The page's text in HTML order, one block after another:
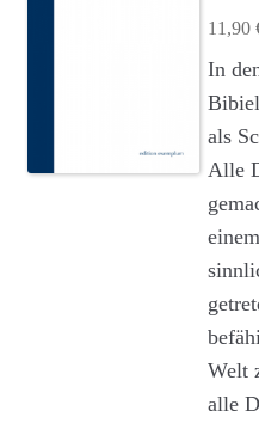
c
c
o
u
11,90
In
als
Alle
Welt
alle